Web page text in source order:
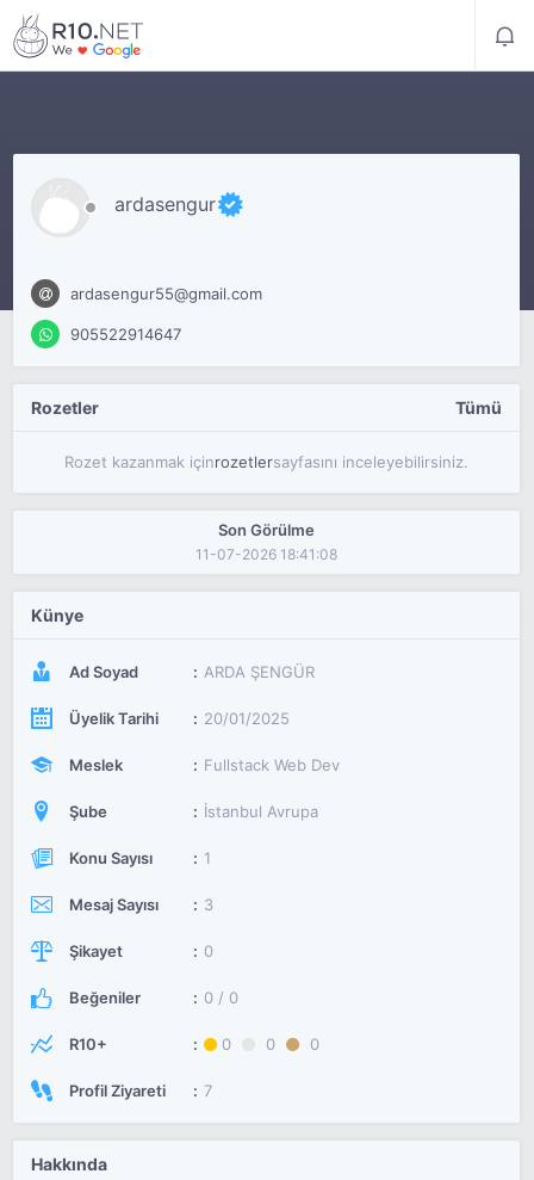
ardasengur
ardasengur55@gmail.com
905522914647
Rozetler Tümü
Rozet kazanmak içinrozetlersayfasını inceleyebilirsiniz.
Son Görülme
11-07-2026 18:41:08
Künye
Ad Soyad ARDA ŞENGÜR
Üyelik Tarihi 20/01/2025
Meslek Fullstack Web Dev
Şube İstanbul Avrupa
Konu Sayısı 1
Mesaj Sayısı 3
Şikayet 0
Beğeniler 0 / 0
R10+ 0 0 0
Profil Ziyareti 7
Hakkında